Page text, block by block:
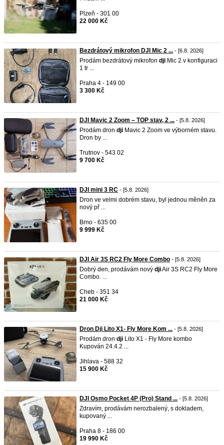
Plzeň - 301 00
22 000 Kč
Bezdrátový mikrofon DJI Mic 2 ... - [6.8. 2026]
Prodám bezdrátový mikrofon dji Mic 2 v konfiguraci
1 tr ...
Praha 4 - 149 00
3 300 Kč
DJI Mavic 2 Zoom – TOP stav, 2 ... - [5.8. 2026]
Prodám dron dji Mavic 2 Zoom ve výborném stavu.
Dron by ...
Trutnov - 543 02
9 700 Kč
DJI mini 3 RC - [5.8. 2026]
Dron ve velmi dobrém stavu, byl jednou měněn za
nový př ...
Brno - 635 00
9 999 Kč
DJI Air 3S RC2 Fly More Combo - [5.8. 2026]
Dobrý den, prodávám nový djiAir 3S RC2 Fly More
Combo. ...
Cheb - 351 34
21 000 Kč
Dron Dji Lito X1- Fly More Kom ... - [5.8. 2026]
Prodám dron dji Lito X1 - Fly More kombo
Kupován 24.4.2 ...
Jihlava - 588 32
15 900 Kč
DJI Osmo Pocket 4P (Pro) Stand ... - [5.8. 2026]
Zdravím, prodávám nerozbalený, s dokladem,
kupovaný ...
Praha 8 - 186 00
19 990 Kč